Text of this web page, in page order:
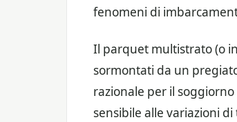
fenomeni di
Il parquet multistrato (o
sormontati da un
razionale per il
sensibile alle variazioni